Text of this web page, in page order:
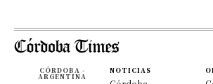
CÓRDOBA -
ARGENTINA
NOTICIAS